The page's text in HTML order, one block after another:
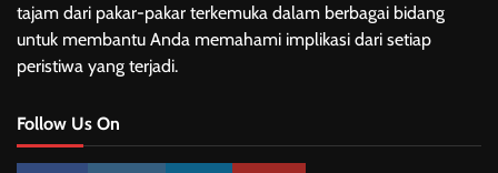
tajam dari pakar-pakar terkemuka dalam berbagai bidang
untuk membantu Anda memahami implikasi dari setiap
peristiwa yang terjadi.
Follow Us On